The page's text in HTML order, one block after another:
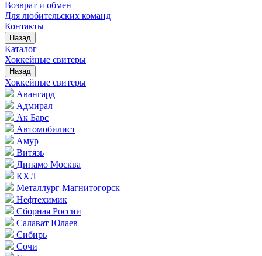
Возврат и обмен
Для любительских команд
Контакты
Назад
Каталог
Хоккейные свитеры
Назад
Хоккейные свитеры
Авангард
Адмирал
Ак Барс
Автомобилист
Амур
Витязь
Динамо Москва
КХЛ
Металлург Магнитогорск
Нефтехимик
Сборная России
Салават Юлаев
Сибирь
Сочи